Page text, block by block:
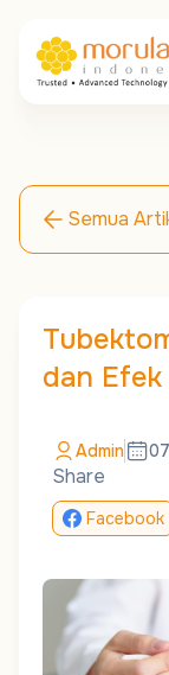
Semua
dan
Admin
Share
Facebook